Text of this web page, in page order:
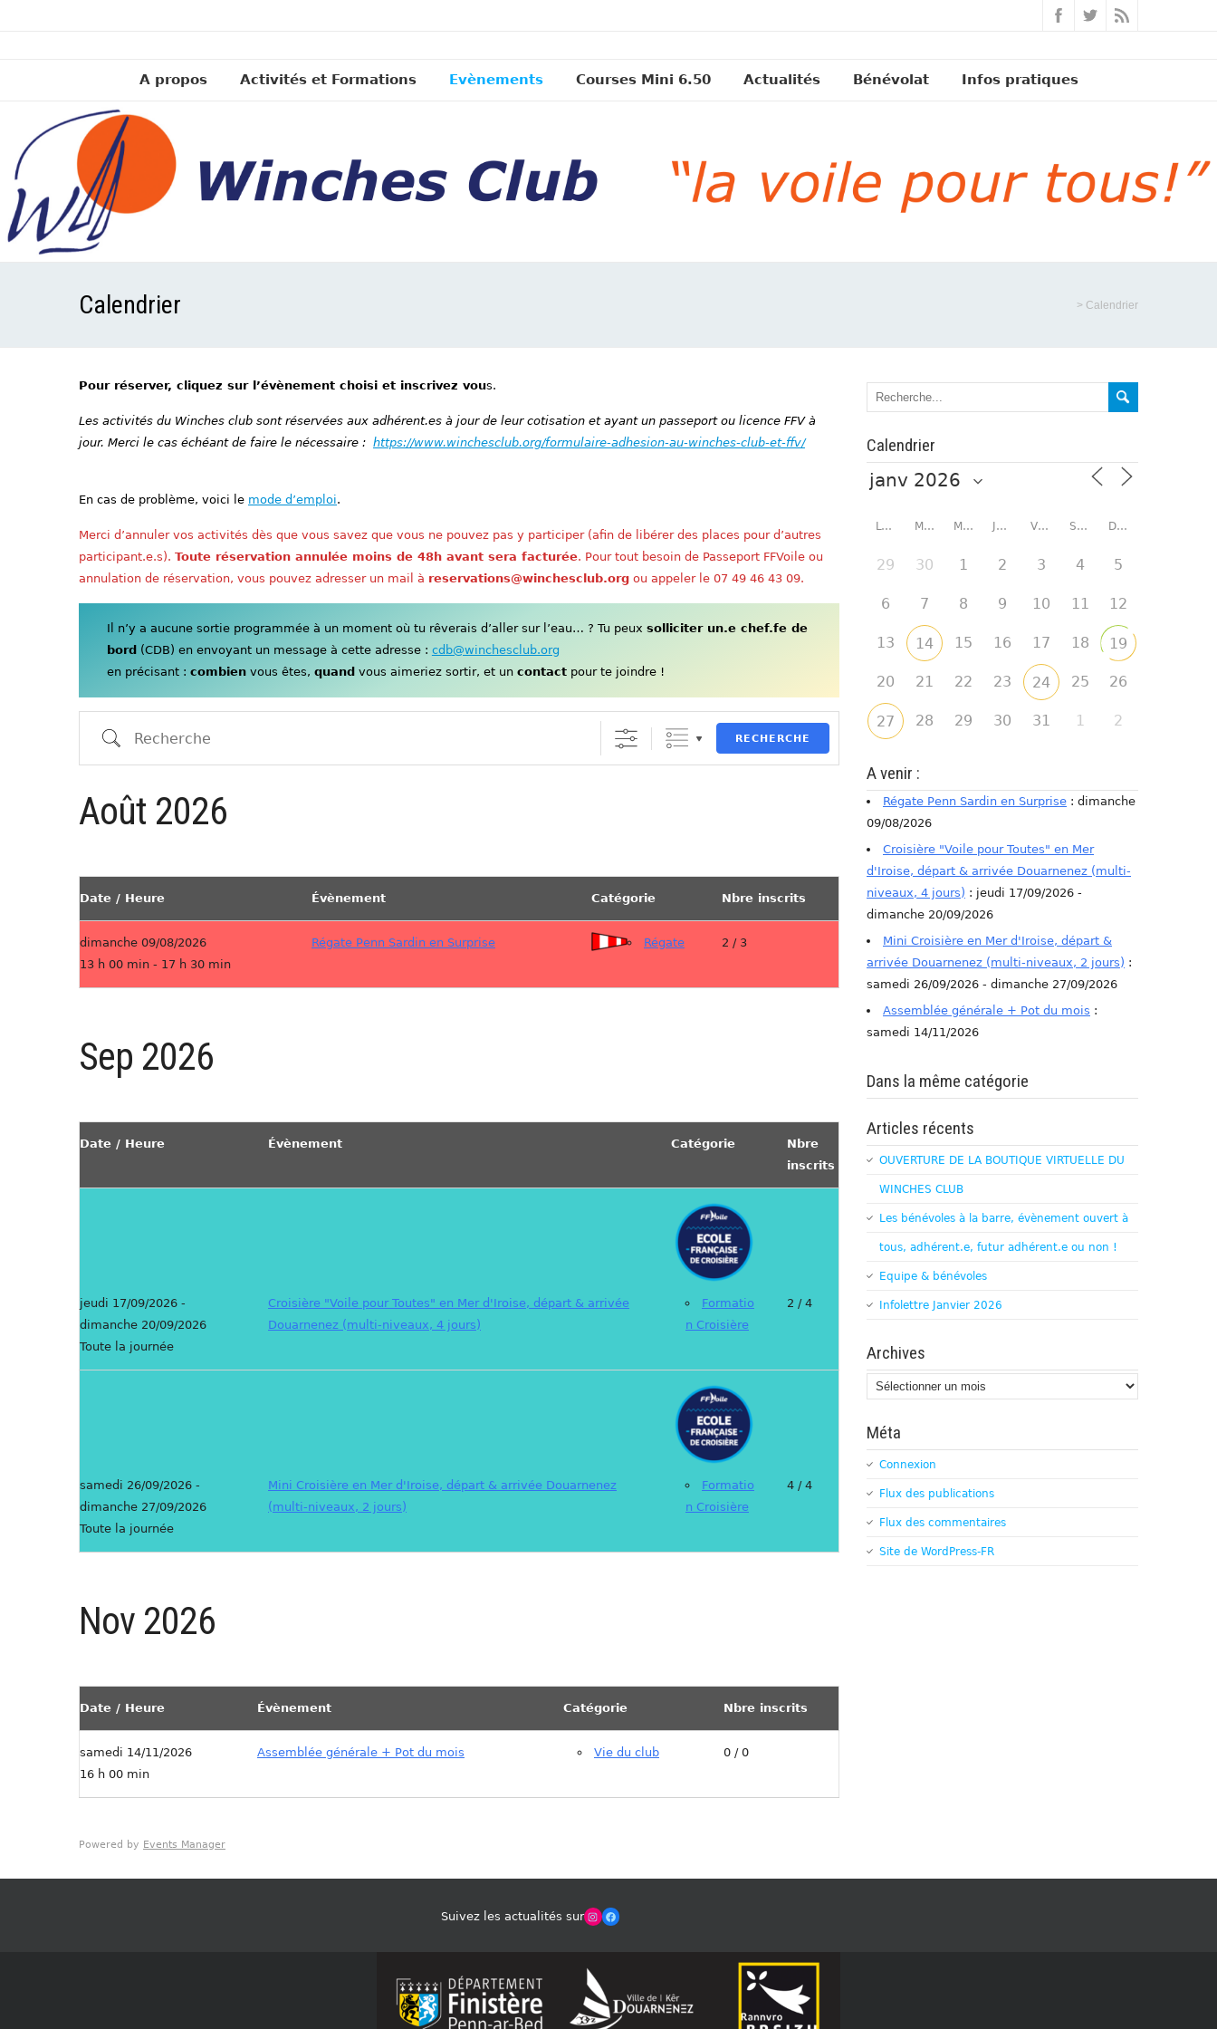
A propos Activités et Formations Evènements Courses Mini 6.50 Actualités Bénévolat Infos pratiques
Calendrier > Calendrier
Pour réserver, cliquez sur l’évènement choisi et inscrivez vous.
Les activités du Winches club sont réservées aux adhérent.es à jour de leur cotisation et ayant un passeport ou licence FFV à
jour. Merci le cas échéant de faire le nécessaire : https://www.winchesclub.org/formulaire-adhesion-au-winches-club-et-ffv/
En cas de problème, voici le mode d’emploi.
Merci d’annuler vos activités dès que vous savez que vous ne pouvez pas y participer (afin de libérer des places pour d’autres
participant.e.s). Toute réservation annulée moins de 48h avant sera facturée. Pour tout besoin de Passeport FFVoile ou
annulation de réservation, vous pouvez adresser un mail à reservations@winchesclub.org ou appeler le 07 49 46 43 09.
Il n’y a aucune sortie programmée à un moment où tu rêverais d’aller sur l’eau… ? Tu peux solliciter un.e chef.fe de
bord (CDB) en envoyant un message à cette adresse : cdb@winchesclub.org
en précisant : combienvous êtes, quand vous aimeriez sortir, et un contactpour te joindre !
Recherche RECHERCHE
Août 2026
Date / Heure Évènement Catégorie Nbre inscrits
dimanche 09/08/2026
13 h 00 min - 17 h 30 min
Régate Penn Sardin en Surprise Régate 2 / 3
Sep 2026
Date / Heure Évènement Catégorie
Nbre
inscrits
jeudi 17/09/2026 -
dimanche 20/09/2026
Toute la journée
Croisière "Voile pour Toutes" en Mer d'Iroise, départ & arrivée
Douarnenez (multi-niveaux, 4 jours)
Formatio
n Croisière
2 / 4
samedi 26/09/2026 -
dimanche 27/09/2026
Toute la journée
Mini Croisière en Mer d'Iroise, départ & arrivée Douarnenez
(multi-niveaux, 2 jours)
Formatio
n Croisière
4 / 4
Nov 2026
Date / Heure Évènement Catégorie Nbre inscrits
samedi 14/11/2026
16 h 00 min
Assemblée générale + Pot du mois Vie du club 0 / 0
Powered by Events Manager
Calendrier
LUNDI MARDI MERCREDI JEUDI VENDREDI SAMEDI DIMANCHE
29 30 1 2 3 4 5
6 7 8 9 10 11 12
13 14 15 16 17 18 19
20 21 22 23 24 25 26
27 28 29 30 31 1 2
A venir :
Régate Penn Sardin en Surprise : dimanche
09/08/2026
Croisière "Voile pour Toutes" en Mer
d'Iroise, départ & arrivée Douarnenez (multi-
niveaux, 4 jours) : jeudi 17/09/2026 -
dimanche 20/09/2026
Mini Croisière en Mer d'Iroise, départ &
arrivée Douarnenez (multi-niveaux, 2 jours) :
samedi 26/09/2026 - dimanche 27/09/2026
Assemblée générale + Pot du mois :
samedi 14/11/2026
Dans la même catégorie
Articles récents
OUVERTURE DE LA BOUTIQUE VIRTUELLE DU
WINCHES CLUB
Les bénévoles à la barre, évènement ouvert à
tous, adhérent.e, futur adhérent.e ou non !
Equipe & bénévoles
Infolettre Janvier 2026
Archives
Archives
Méta
Connexion
Flux des publications
Flux des commentaires
Site de WordPress-FR
Suivez les actualités surWinches Club OfficielFacebook